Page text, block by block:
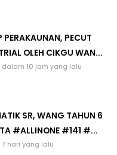
PECUT
OLEH CIKGU WAN...
dalam 10 jam yang lalu
SR, WANG TAHUN 6
#ALLINONE #141 #...
7 hari yang lalu